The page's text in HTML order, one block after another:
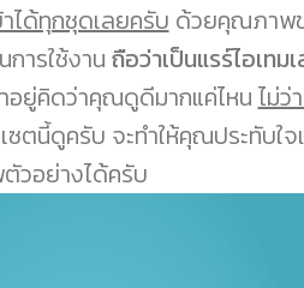
ได้ทุกชุดเลยครับ ด้วยคุณภาพข
ารใช้งาน ถือว่าเป็นแรร์ไอเทม
อยู่คิดว่าคุณดูดีมากแค่ไหน ไม่ว่
ตนี้ดูครับ จะทำให้คุณประทับใจ
วอย่างได้ครับ